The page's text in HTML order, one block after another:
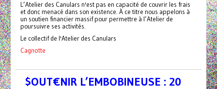
L’Atelier des Canulars n'est pas en capacité de couvrir les frais
et donc menacé dans son existence. À ce titre nous appelons à
un soutien financier massif pour permettre à l’Atelier de
poursuivre ses activités.
Le collectif de l'Atelier des Canulars
Cagnotte
$OUT€NIR L’EMBOBINEUSE : 20